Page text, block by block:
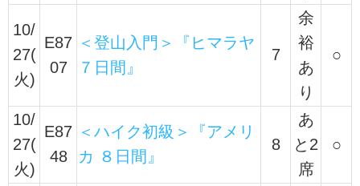
10/
27(
火)
E87
07
＜登山入門＞『ヒマラヤ
７日間』
7
余
裕
あ
り
○
10/
27(
火)
E87
48
＜ハイク初級＞『アメリ
カ ８日間』
8
あ
と2
席
○